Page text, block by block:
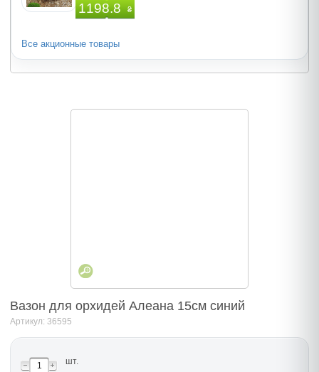
1198.8 ₴
Все акционные товары
Вазон для орхидей Алеана 15см синий
Артикул: 36595
шт.